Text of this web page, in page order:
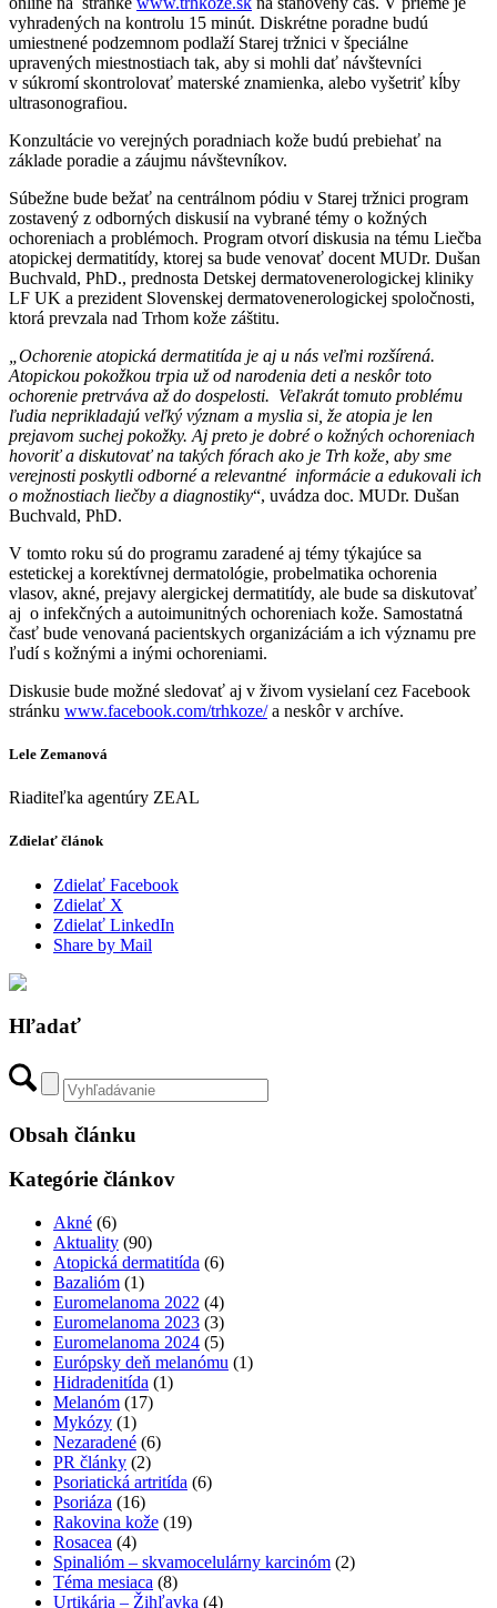
vyhradených na kontrolu 15 minút. Diskrétne poradne budú
umiestnené podzemnom podlaží Starej tržnici v špeciálne
upravených miestnostiach tak, aby si mohli dať návštevníci
v súkromí skontrolovať materské znamienka, alebo vyšetriť kĺby
ultrasonografiou.
Konzultácie vo verejných poradniach kože budú prebiehať na
základe poradie a záujmu návštevníkov.
Súbežne bude bežať na centrálnom pódiu v Starej tržnici program
zostavený z odborných diskusií na vybrané témy o kožných
ochoreniach a problémoch. Program otvorí diskusia na tému Liečba
atopickej dermatitídy, ktorej sa bude venovať docent MUDr. Dušan
Buchvald, PhD., prednosta Detskej dermatovenerologickej kliniky
LF UK a prezident Slovenskej dermatovenerologickej spoločnosti,
ktorá prevzala nad Trhom kože záštitu.
„Ochorenie atopická dermatitída je aj u nás veľmi rozšírená.
Atopickou pokožkou trpia už od narodenia deti a neskôr toto
ochorenie pretrváva až do dospelosti. Veľakrát tomuto problému
ľudia neprikladajú veľký význam a myslia si, že atopia je len
prejavom suchej pokožky. Aj preto je dobré o kožných ochoreniach
hovoriť a diskutovať na takých fórach ako je Trh kože, aby sme
verejnosti poskytli odborné a relevantné informácie a edukovali ich
o možnostiach liečby a diagnostiky“, uvádza doc. MUDr. Dušan
Buchvald, PhD.
V tomto roku sú do programu zaradené aj témy týkajúce sa
estetickej a korektívnej dermatológie, probelmatika ochorenia
vlasov, akné, prejavy alergickej dermatitídy, ale bude sa diskutovať
aj o infekčných a autoimunitných ochoreniach kože. Samostatná
časť bude venovaná pacientskych organizáciám a ich významu pre
ľudí s kožnými a inými ochoreniami.
Diskusie bude možné sledovať aj v živom vysielaní cez Facebook
stránku www.facebook.com/trhkoze/a neskôr v archíve.
Lele Zemanová
Riaditeľka agentúry ZEAL
Zdielať článok
Zdielať Facebook
Zdielať X
Zdielať LinkedIn
Share by Mail
Hľadať
Obsah článku
Kategórie článkov
Akné (6)
Aktuality (90)
Atopická dermatitída (6)
Bazalióm (1)
Euromelanoma 2022 (4)
Euromelanoma 2023 (3)
Euromelanoma 2024 (5)
Európsky deň melanómu (1)
Hidradenitída (1)
Melanóm (17)
Mykózy (1)
Nezaradené (6)
PR články (2)
Psoriatická artritída (6)
Psoriáza (16)
Rakovina kože (19)
Rosacea (4)
Spinalióm – skvamocelulárny karcinóm (2)
Téma mesiaca (8)
Urtikária – Žihľavka (4)